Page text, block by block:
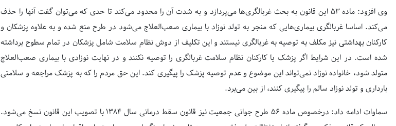
وی افزود: ماده ۵۳ این قانون به بحث غربالگری‌ها می‌پردازد و به شدت آن را محدود می‌کند تا حدی که می‌توان گفت آنها را حذف
می‌کند. اساسا غربالگری بیماری‌هایی که منجر به تولد نوزاد با بیماری صعب‌العلاج می‌شود در طرح منع شده و به علاوه پزشکان و
کارکنان بهداشتی نیز مکلف به توصیه به غربالگری نیستند و این تکلیف از دوش نظام سلامت شامل پزشکان در تمام سطوح برداشته
شده است. در این شرایط اگر پزشک یا کارکنان نظام سلامت غربالگری را توصیه نکنند ‌و در نهایت نوزادی با بیماری صعب‌العلاج
متولد شود، خانواده نوزاد نمی‌تواند این موضوع و عدم توصیه پزشک را پیگیری کند. این حق مردم را که به پزشک مراجعه و سلامتی
بارداری و تولد نوزاد سالم را پیگیری کنند، از بین می‌برد.
سماوات ادامه داد: درخصوص ماده ۵۶ طرح جوانی جمعیت نیز قانون سقط درمانی سال ۱۳۸۴ با تصویب این قانون نسخ می‌شود.